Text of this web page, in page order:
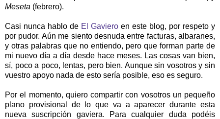
Meseta (febrero).
Casi nunca hablo de El Gaviero en este blog, por respeto y
por pudor. Aún me siento desnuda entre facturas, albaranes,
y otras palabras que no entiendo, pero que forman parte de
mi nuevo día a día desde hace meses. Las cosas van bien,
sí, poco a poco, lentas, pero bien. Aunque sin vosotros y sin
vuestro apoyo nada de esto sería posible, eso es seguro.
Por el momento, quiero compartir con vosotros un pequeño
plano provisional de lo que va a aparecer durante esta
nueva suscripción gaviera. Para cualquier duda podéis